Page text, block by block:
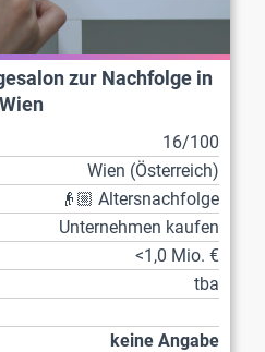
zur Nachfolge in
Wien
16/100
Wien (Österreich)
👴🏼 Altersnachfolge
Unternehmen kaufen
<1,0 Mio. €
tba
keine Angabe